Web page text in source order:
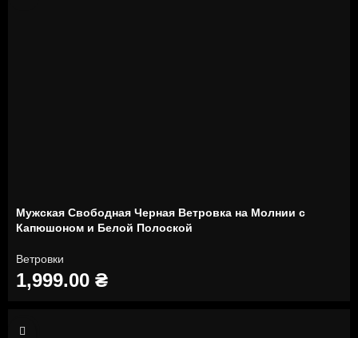
Мужская Свободная Черная Ветровка на Молнии с
Капюшоном и Белой Полоской
Ветровки
1,999.00 ₴
S